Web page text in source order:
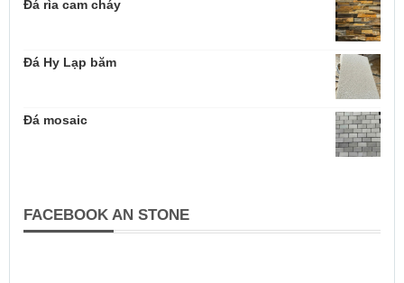
Đá rìa cam cháy
Đá Hy Lạp băm
Đá mosaic
FACEBOOK AN STONE